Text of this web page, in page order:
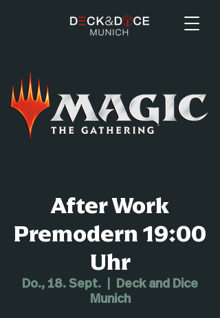
After Work
Premodern 19:00
Uhr
Do., 18. Sept.
Deck and Dice
Munich